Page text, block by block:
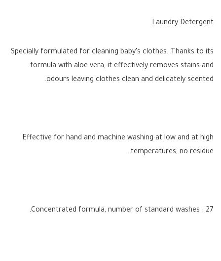
Laundry Detergent
Specially formulated for cleaning baby’s clothes. Thanks to its
formula with aloe vera, it effectively removes stains and
odours leaving clothes clean and delicately scented.
Effective for hand and machine washing at low and at high
temperatures, no residue.
Concentrated formula, number of standard washes : 27.